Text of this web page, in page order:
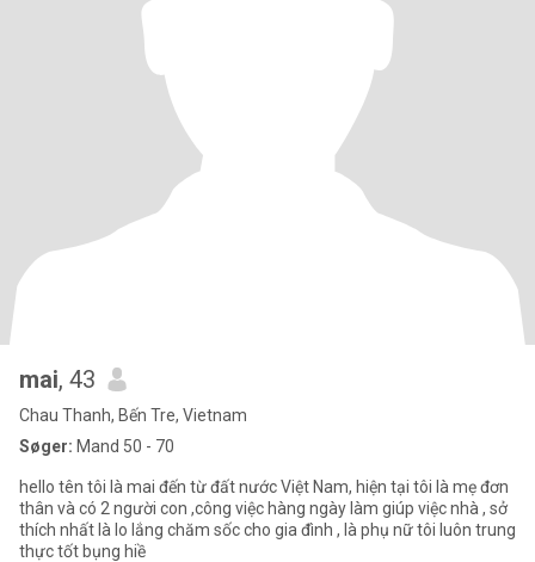
mai, 43
Chau Thanh, Bến Tre, Vietnam
Søger: Mand 50 - 70
hello tên tôi là mai đến từ đất nước Việt Nam, hiện tại tôi là mẹ đơn
thân và có 2 người con ,công việc hàng ngày làm giúp việc nhà , sở
thích nhất là lo lắng chăm sốc cho gia đình , là phụ nữ tôi luôn trung
thực tốt bụng hiề